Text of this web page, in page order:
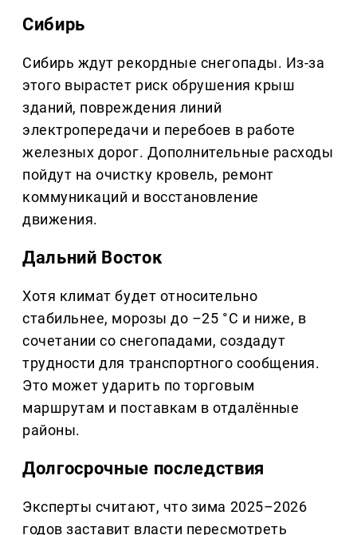
Сибирь
Сибирь ждут рекордные снегопады. Из-за
этого вырастет риск обрушения крыш
зданий, повреждения линий
электропередачи и перебоев в работе
железных дорог. Дополнительные расходы
пойдут на очистку кровель, ремонт
коммуникаций и восстановление
движения.
Дальний Восток
Хотя климат будет относительно
стабильнее, морозы до –25 °C и ниже, в
сочетании со снегопадами, создадут
трудности для транспортного сообщения.
Это может ударить по торговым
маршрутам и поставкам в отдалённые
районы.
Долгосрочные последствия
Эксперты считают, что зима 2025–2026
годов заставит власти пересмотреть